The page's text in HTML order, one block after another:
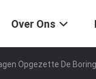
Over Ons
Opgezette De